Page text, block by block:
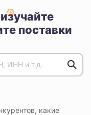
поставки
какие